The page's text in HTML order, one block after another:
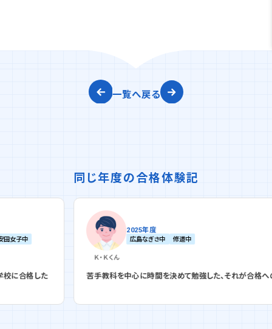
一覧へ戻る
同じ年度の合格体験記
2025年度
広島なぎさ中 修道中
苦手教科を中心に時間を決めて勉強した、それが合格への型